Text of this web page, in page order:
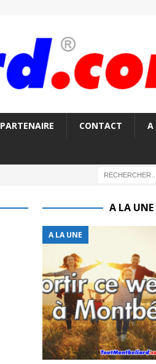
PARTENAIRE CONTACT A
A LA UNE
A LA UNE